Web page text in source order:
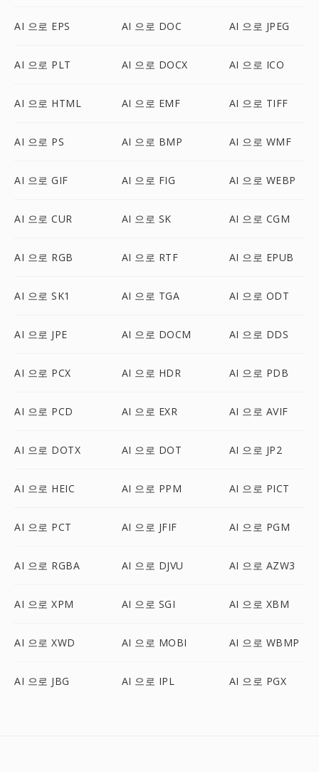
AI 으로 EPS AI 으로 DOC AI 으로 JPEG
AI 으로 PLT AI 으로 DOCX AI 으로 ICO
AI 으로 HTML AI 으로 EMF AI 으로 TIFF
AI 으로 PS AI 으로 BMP AI 으로 WMF
AI 으로 GIF AI 으로 FIG AI 으로 WEBP
AI 으로 CUR AI 으로 SK AI 으로 CGM
AI 으로 RGB AI 으로 RTF AI 으로 EPUB
AI 으로 SK1 AI 으로 TGA AI 으로 ODT
AI 으로 JPE AI 으로 DOCM AI 으로 DDS
AI 으로 PCX AI 으로 HDR AI 으로 PDB
AI 으로 PCD AI 으로 EXR AI 으로 AVIF
AI 으로 DOTX AI 으로 DOT AI 으로 JP2
AI 으로 HEIC AI 으로 PPM AI 으로 PICT
AI 으로 PCT AI 으로 JFIF AI 으로 PGM
AI 으로 RGBA AI 으로 DJVU AI 으로 AZW3
AI 으로 XPM AI 으로 SGI AI 으로 XBM
AI 으로 XWD AI 으로 MOBI AI 으로 WBMP
AI 으로 JBG AI 으로 IPL AI 으로 PGX